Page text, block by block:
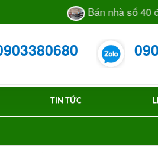
Bán nhà số 40
TIN TỨC